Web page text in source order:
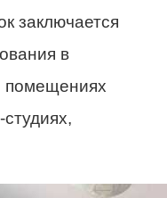
заключается
в
помещениях